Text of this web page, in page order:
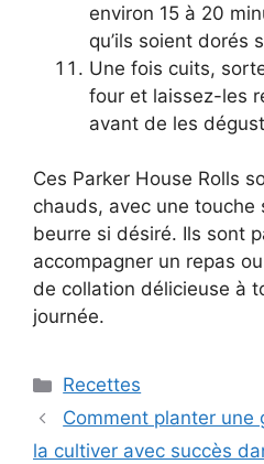
environ 15 à 20
qu’ils soient dorés
Une fois cuits,
four et laissez-les
avant de les
Ces Parker House Rolls
chauds, avec une touche
beurre si désiré. Ils sont
accompagner un repas
de collation délicieuse à
journée.
Categories
Recettes
Comment planter une
la cultiver avec succès